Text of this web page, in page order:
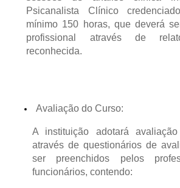
Psicanalista Clínico
mínimo 150 horas, que deverá
profissional através de
reconhecida.
Avaliação do Curso:
A instituição adotará
através de questionários de
ser preenchidos pelos
funcionários, contendo: